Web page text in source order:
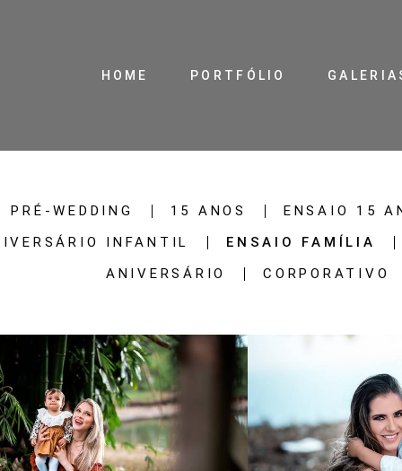
HOME PORTFÓLIO
PRÉ-WEDDING 15 ANOS ENSAIO 15
INFANTIL ENSAIO FAMÍLIA
ANIVERSÁRIO
CORPORATIVO